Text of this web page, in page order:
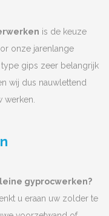
is de keuze
onze jarenlange
gips zeer belangrijk
wij dus nauwlettend
werken.
gyprocwerken?
u eraan uw zolder te